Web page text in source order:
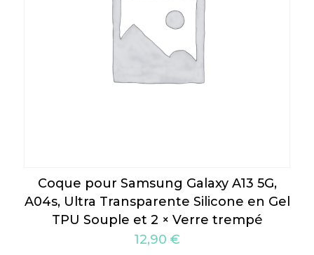
Coque pour Samsung Galaxy A13 5G,
A04s, Ultra Transparente Silicone en Gel
TPU Souple et 2 × Verre trempé
12,90 €